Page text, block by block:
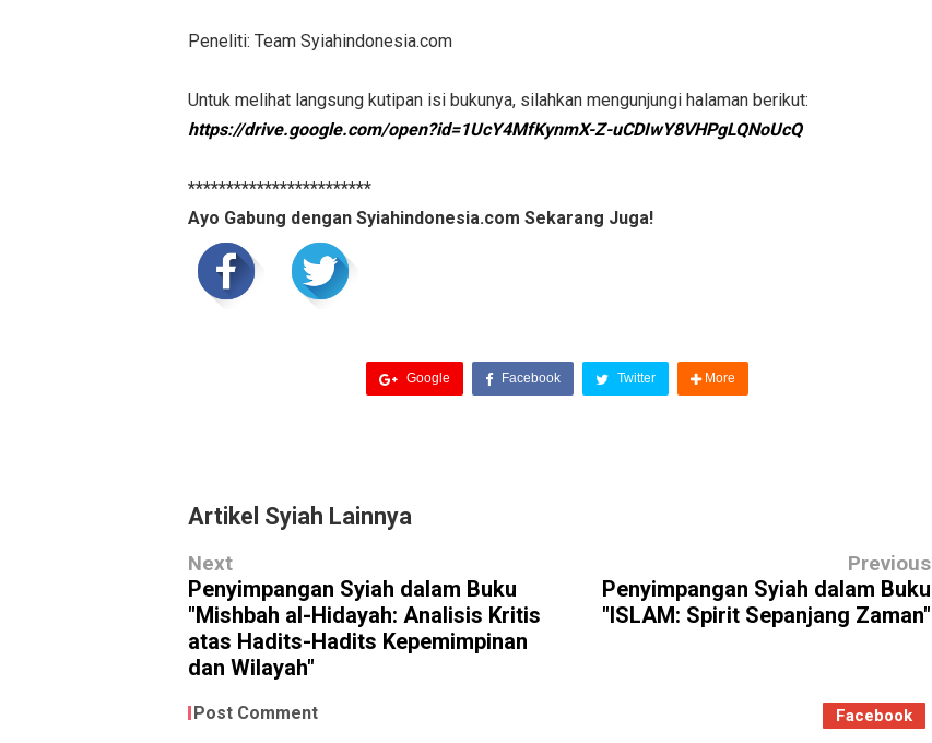
Peneliti: Team Syiahindonesia.com
Untuk melihat langsung kutipan isi bukunya, silahkan mengunjungi halaman berikut:
https://drive.google.com/open?id=1UcY4MfKynmX-Z-uCDIwY8VHPgLQNoUcQ
************************
Ayo Gabung dengan Syiahindonesia.com Sekarang Juga!
Google Facebook Twitter More
Artikel Syiah Lainnya
Next
Penyimpangan Syiah dalam Buku
"Mishbah al-Hidayah: Analisis Kritis
atas Hadits-Hadits Kepemimpinan
dan Wilayah"
Previous
Penyimpangan Syiah dalam Buku
"ISLAM: Spirit Sepanjang Zaman"
Post Comment Facebook